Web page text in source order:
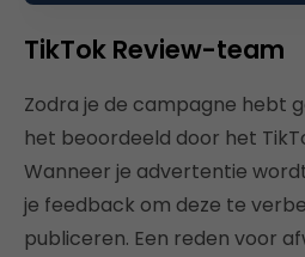
TikTok Review-team
Zodra je de campagne hebt
het beoordeeld door het
Wanneer je advertentie
je feedback om deze te
publiceren. Een reden voor